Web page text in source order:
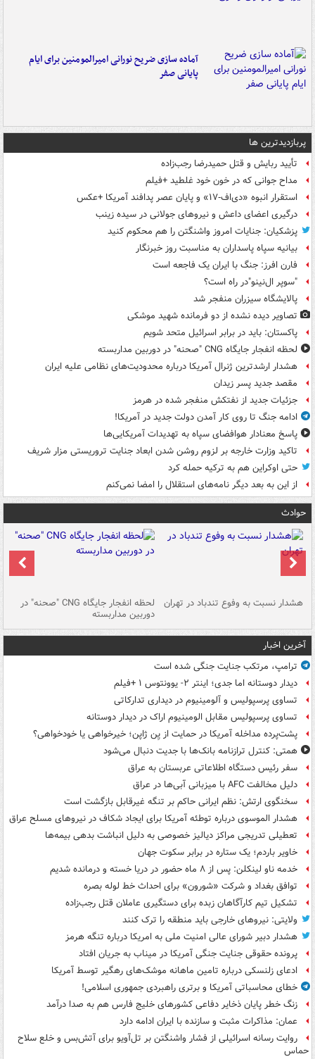
آماده سازی ضریح نورانی امیرالمومنین برای ایام
پایانی صفر
پربازدیدترین ها
تأیید ربایش و قتل حمیدرضا رجب‌زاده
مداح جوانی که در خون خود غلطید +فیلم
استقرار انبوه «دی‌اف‑۱۷» و پایان عصر پدافند آمریکا +عکس
درگیری اعضای داعش و نیروهای جولانی در سیده زینب
پزشکیان: جنایات امروز واشنگتن را هم محکوم کنید
بیانیه سپاه پاسداران به مناسبت روز خبرنگار
فارن افرز: جنگ با ایران یک فاجعه است
"سوپر ال‌نینو"در راه است؟
پالایشگاه سیزران منفجر شد
تصاویر دیده‌ نشده از دو فرمانده شهید موشکی
پاکستان: باید در برابر اسرائیل متحد شویم
لحظه انفجار جایگاه CNG "صحنه" در دوربین مداربسته
هشدار ارشدترین ژنرال آمریکا درباره محدودیت‌های نظامی علیه ایران
مقصد جدید پسر زیدان
جزئیات جدید از نفتکش منفجر شده در هرمز
ادامه جنگ تا روی کار آمدن دولت جدید در آمریکا!
پاسخ معنادار هوافضای سپاه به تهدیدات آمریکایی‌ها
تاکید وزارت خارجه بر لزوم روشن شدن ابعاد جنایت تروریستی مزار شریف
حتی اوکراین هم به ترکیه حمله کرد
از این به بعد دیگر نامه‌های استقلال را امضا نمی‌کنم
حوادث
هشدار نسبت به وفوع تندباد در تهران لحظه انفجار جایگاه CNG "صحنه" در
دوربین مداربسته
آخرین اخبار
ترامپ، مرتکب جنایت جنگی شده است
دیدار دوستانه اما جدی؛ اینتر ۲- یوونتوس ۱ +فیلم
تساوی پرسپولیس و آلومینیوم در دیداری تدارکاتی
تساوی پرسپولیس مقابل الومینیوم اراک در دیدار دوستانه
پشت‌پرده مداخله آمریکا در حمایت از یِن ژاپن؛ خیرخواهی یا خودخواهی؟
همتی: کنترل ترازنامه بانک‌ها با جدیت دنبال می‌شود
سفر رئیس دستگاه اطلاعاتی عربستان به عراق
دلیل مخالفت AFC با میزبانی آبی‌ها در عراق
سخنگوی ارتش: نظم ایرانی حاکم بر تنگه غیرقابل بازگشت است
هشدار الموسوی درباره توطئه آمریکا برای ایجاد شکاف در نیروهای مسلح عراق
تعطیلی تدریجی مراکز دیالیز خصوصی به دلیل انباشت بدهی بیمه‌ها
خاویر باردم؛ یک ستاره در برابر سکوت جهان
خدمه ناو لینکلن: پس از ۸ ماه حضور در دریا خسته و درمانده‌ شدیم
توافق بغداد و شرکت «شورون» برای احداث خط لوله بصره
تشکیل تیم کارآگاهان زبده برای دستگیری عاملان قتل رجب‌زاده
ولایتی: نیروهای خارجی باید منطقه را ترک کنند
هشدار دبیر شورای عالی امنیت ملی به امریکا درباره تنگه هرمز
پرونده حقوقی جنایت جنگی آمریکا در میناب به جریان افتاد
ادعای زلنسکی درباره تامین ماهانه موشک‌های رهگیر توسط آمریکا
خطای محاسباتی آمریکا و برتری راهبردی جمهوری اسلامی!
زنگ خطر پایان ذخایر دفاعی کشورهای خلیج فارس هم به صدا درآمد
عمان: مذاکرات مثبت و سازنده با ایران ادامه دارد
روایت رسانه اسرائیلی از فشار واشنگتن بر تل‌آویو برای آتش‌بس و خلع سلاح
حماس